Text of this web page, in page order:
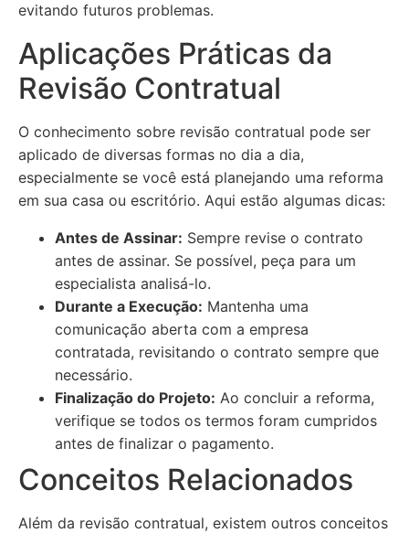
evitando futuros problemas.
Aplicações Práticas da
Revisão Contratual
O conhecimento sobre revisão contratual pode ser
aplicado de diversas formas no dia a dia,
especialmente se você está planejando uma reforma
em sua casa ou escritório. Aqui estão algumas dicas:
Antes de Assinar: Sempre revise o contrato
antes de assinar. Se possível, peça para um
especialista analisá-lo.
Durante a Execução: Mantenha uma
comunicação aberta com a empresa
contratada, revisitando o contrato sempre que
necessário.
Finalização do Projeto: Ao concluir a reforma,
verifique se todos os termos foram cumpridos
antes de finalizar o pagamento.
Conceitos Relacionados
Além da revisão contratual, existem outros conceitos